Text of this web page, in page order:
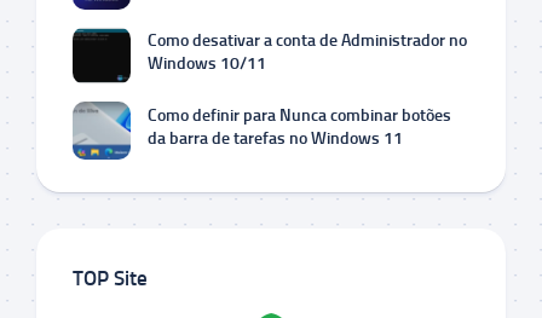
Como desativar a conta de Administrador no
Windows 10/11
Como definir para Nunca combinar botões
da barra de tarefas no Windows 11
TOP Site